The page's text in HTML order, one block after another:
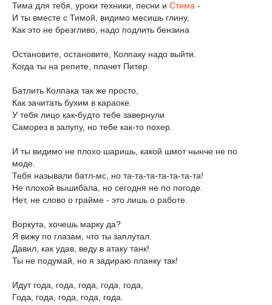
Тима для тебя, уроки техники, песни и Стима -
И ты вместе с Тимой, видимо месишь глину,
Как это не брезгливо, надо подлить бензина
Остановите, остановите, Колпаку надо выйти.
Когда ты на репите, плачет Питер.
Батлить Колпака так же просто,
Как зачитать бухим в караоке.
У тебя лицо как-будто тебе завернули
Саморез в залупу, но тебе как-то похер.
И ты видимо не плохо шаришь, какой шмот нынче не по
моде.
Тебя называли батл-мс, но та-та-та-та-та-та-та!
Не плохой вышибала, но сегодня не по погоде.
Нет, не слово о грайме - это лишь о работе.
Воркута, хочешь марку да?
Я вижу по глазам, что ты заплутал.
Давил, как удав, веду в атаку танк!
Ты не подумай, но я задираю планку так!
Идут года, года, года, года, года,
Года, года, года, года, года.